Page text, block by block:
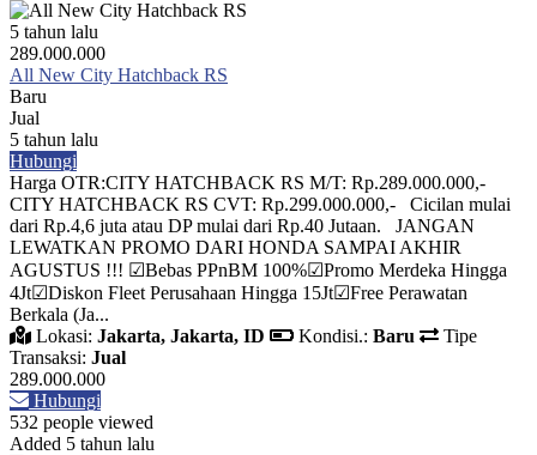
5 tahun lalu
289.000.000
All New City Hatchback RS
Baru
Jual
5 tahun lalu
Hubungi
Harga OTR:CITY HATCHBACK RS M/T: Rp.289.000.000,-
CITY HATCHBACK RS CVT: Rp.299.000.000,- Cicilan mulai
dari Rp.4,6 juta atau DP mulai dari Rp.40 Jutaan. JANGAN
LEWATKAN PROMO DARI HONDA SAMPAI AKHIR
AGUSTUS !!! ☑Bebas PPnBM 100%☑Promo Merdeka Hingga
4Jt☑Diskon Fleet Perusahaan Hingga 15Jt☑Free Perawatan
Berkala (Ja...
Lokasi: Jakarta, Jakarta, ID Kondisi.: Baru
Tipe
Transaksi: Jual
289.000.000
Hubungi
532 people viewed
Added 5 tahun lalu